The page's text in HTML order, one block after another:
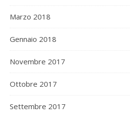
Marzo 2018
Gennaio 2018
Novembre 2017
Ottobre 2017
Settembre 2017